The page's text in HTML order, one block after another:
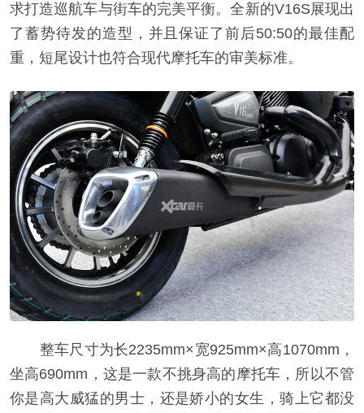
求打造巡航车与街车的完美平衡。全新的V16S展现出
了蓄势待发的造型，并且保证了前后50:50的最佳配
重，短尾设计也符合现代摩托车的审美标准。
整车尺寸为长2235mm×宽925mm×高1070mm，
坐高690mm，这是一款不挑身高的摩托车，所以不管
你是高大威猛的男士，还是娇小的女生，骑上它都没